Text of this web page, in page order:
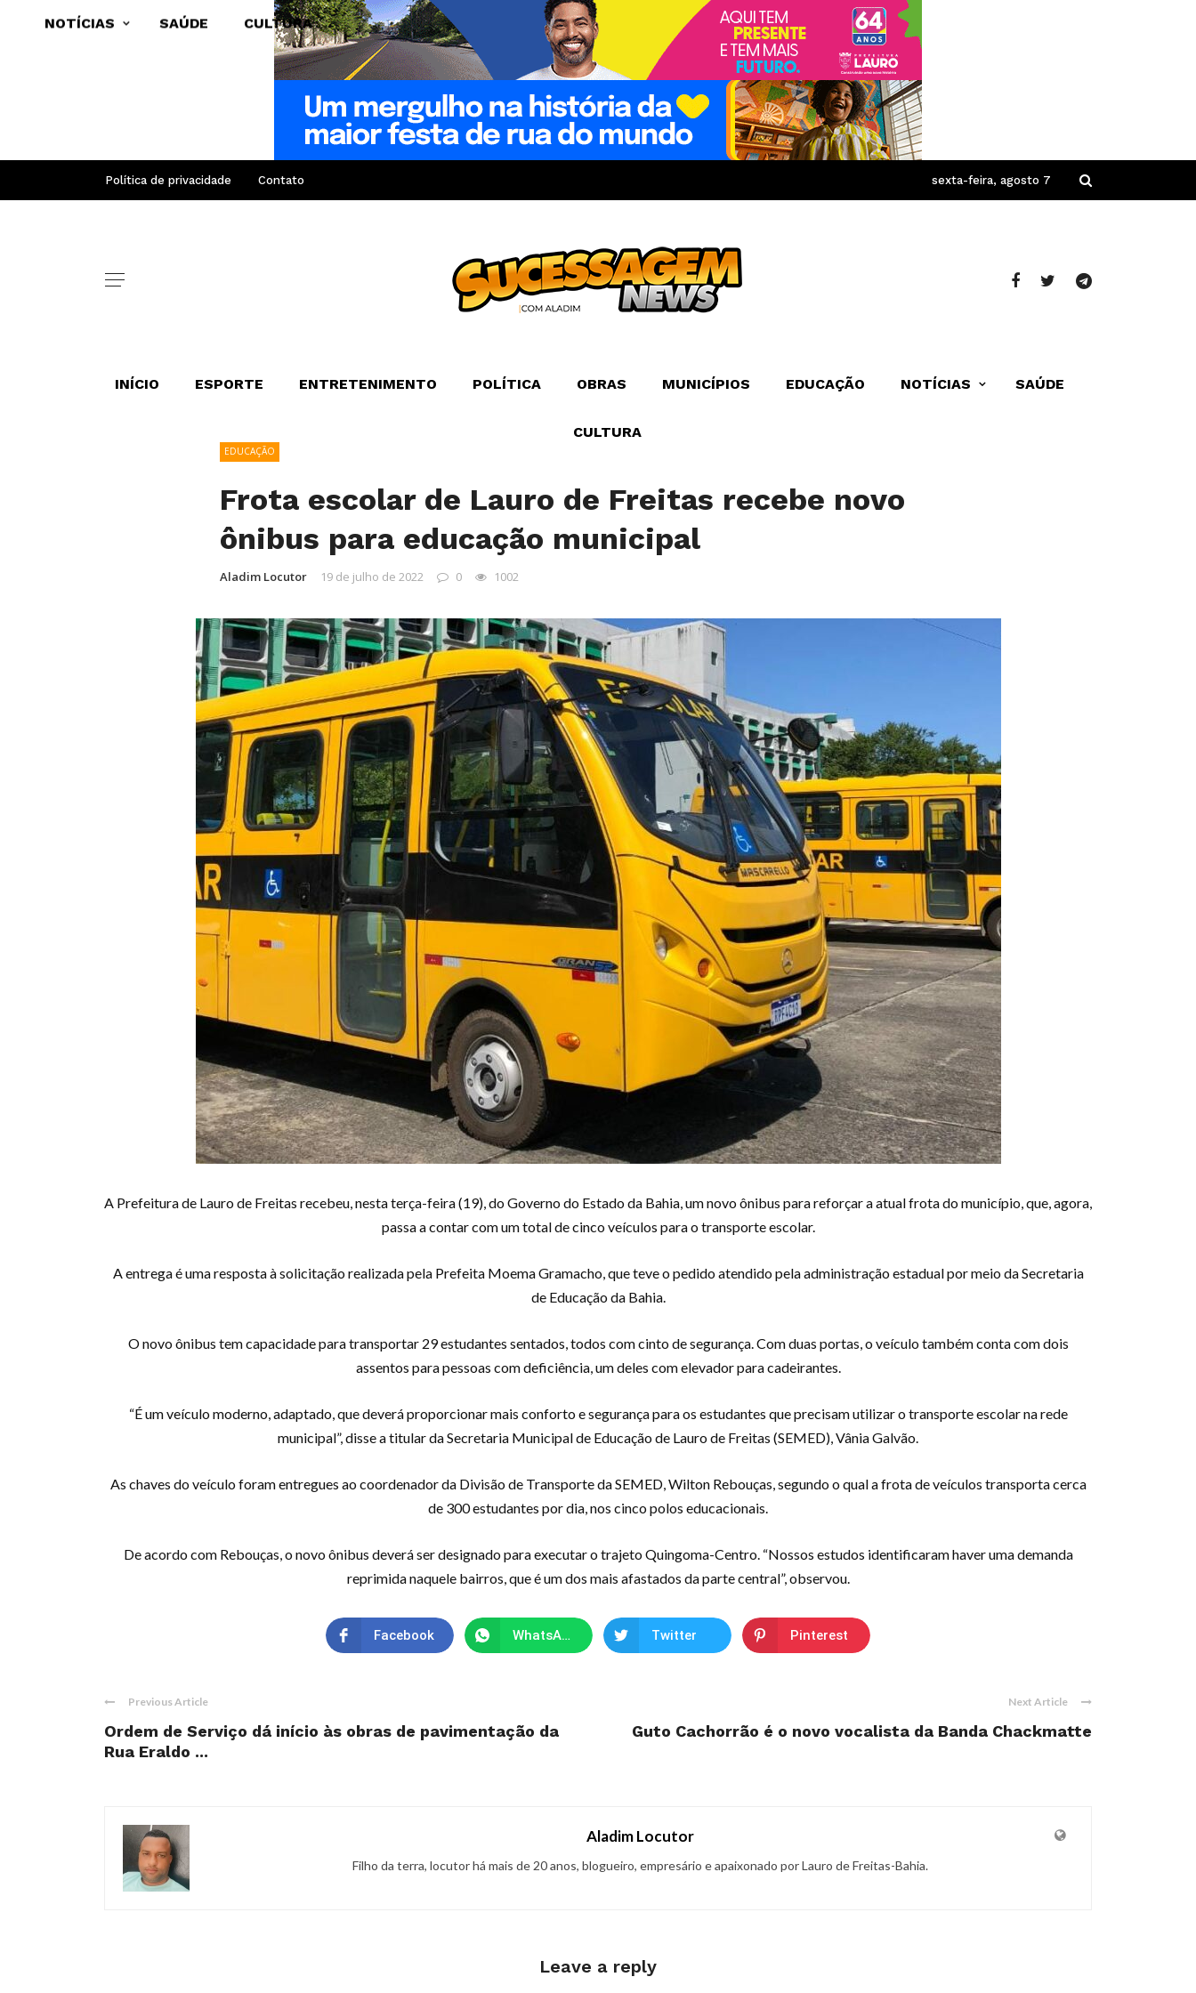
Política de privacidade Contato sexta-feira, agosto 7
INÍCIO ESPORTE ENTRETENIMENTO POLÍTICA OBRAS MUNICÍPIOS EDUCAÇÃO NOTÍCIAS SAÚDE
CULTURA
NOTÍCIAS SAÚDE CULTURA
EDUCAÇÃO
Frota escolar de Lauro de Freitas recebe novo
ônibus para educação municipal
Aladim Locutor 19 de julho de 2022 0 1002
A Prefeitura de Lauro de Freitas recebeu, nesta terça-feira (19), do Governo do Estado da Bahia, um novo ônibus para reforçar a atual frota do município, que, agora,
passa a contar com um total de cinco veículos para o transporte escolar.
A entrega é uma resposta à solicitação realizada pela Prefeita Moema Gramacho, que teve o pedido atendido pela administração estadual por meio da Secretaria
de Educação da Bahia.
O novo ônibus tem capacidade para transportar 29 estudantes sentados, todos com cinto de segurança. Com duas portas, o veículo também conta com dois
assentos para pessoas com deficiência, um deles com elevador para cadeirantes.
“É um veículo moderno, adaptado, que deverá proporcionar mais conforto e segurança para os estudantes que precisam utilizar o transporte escolar na rede
municipal”, disse a titular da Secretaria Municipal de Educação de Lauro de Freitas (SEMED), Vânia Galvão.
As chaves do veículo foram entregues ao coordenador da Divisão de Transporte da SEMED, Wilton Rebouças, segundo o qual a frota de veículos transporta cerca
de 300 estudantes por dia, nos cinco polos educacionais.
De acordo com Rebouças, o novo ônibus deverá ser designado para executar o trajeto Quingoma-Centro. “Nossos estudos identificaram haver uma demanda
reprimida naquele bairros, que é um dos mais afastados da parte central”, observou.
Facebook WhatsApp Twitter Pinterest
Previous Article
Ordem de Serviço dá início às obras de pavimentação da
Rua Eraldo ...
Next Article
Guto Cachorrão é o novo vocalista da Banda Chackmatte
Aladim Locutor
Filho da terra, locutor há mais de 20 anos, blogueiro, empresário e apaixonado por Lauro de Freitas-Bahia.
Leave a reply